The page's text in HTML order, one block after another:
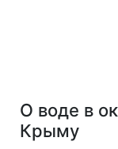
О воде в
Крыму